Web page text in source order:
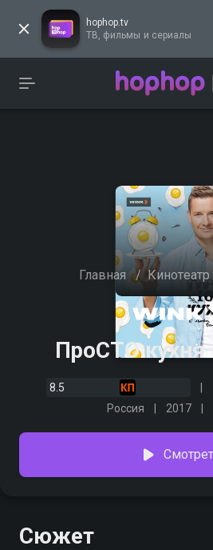
hophop.tv
ТВ, фильмы и сериалы
Главная / Кинотеатр
ПроСТО кухня
8.5
Россия
2017
Сюжет